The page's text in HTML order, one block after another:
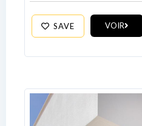
SAVE VOIR
Log In
Password